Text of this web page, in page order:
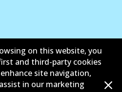
on this website, you
and third-party cookies
site navigation,
in our marketing